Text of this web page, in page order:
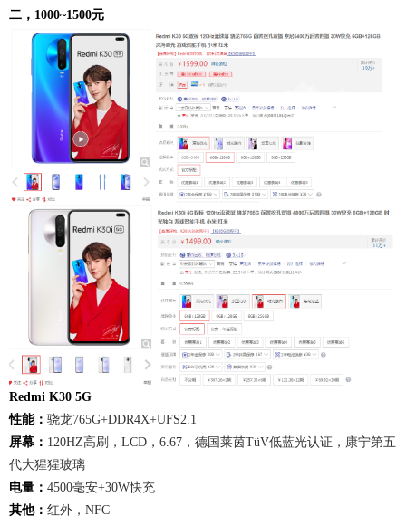
二，1000~1500元
Redmi K30 5G
性能： 骁龙765G+DDR4X+UFS2.1
屏幕： 120HZ高刷，LCD，6.67，德国莱茵TüV低蓝光认证，康宁第五
代大猩猩玻璃
电量： 4500毫安+30W快充
其他： 红外，NFC